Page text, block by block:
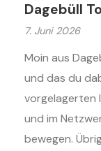
Dagebüll
7. Juni 2026
Moin aus
und das du
vorgelagerten
und im
bewegen.